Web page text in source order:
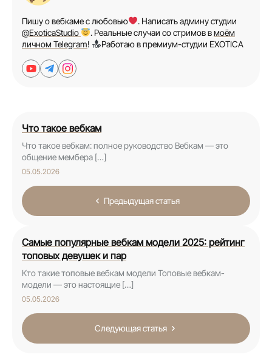
Пишу о вебкаме с любовью
. Написать админу студии
@ExoticaStudio
. Реальные случаи со стримов вмоём
личном Telegram! Работаю в премиум-студии EXOTICA
Что такое вебкам
Что такое вебкам: полное руководство Вебкам — это
общение мембера […]
05.05.2026
Предыдущая статья
Самые популярные вебкам модели 2025: рейтинг
топовых девушек и пар
Кто такие топовые вебкам модели Топовые вебкам-
модели — это настоящие […]
05.05.2026
Следующая статья